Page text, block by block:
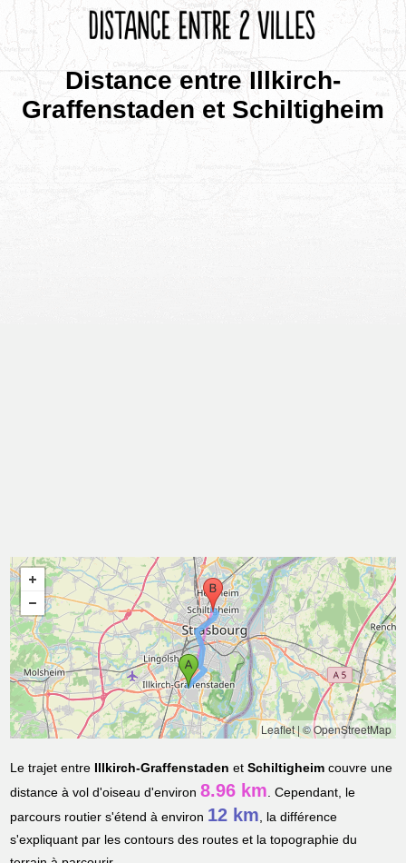
Distance entre Illkirch-
Graffenstaden et Schiltigheim
Leaflet|© OpenStreetMap
Le trajet entre Illkirch-Graffenstaden etSchiltigheim couvre une
distance à vol d'oiseau d'environ8.96 km. Cependant, le
parcours routier s'étend à environ 12 km, la différence
s'expliquant par les contours des routes et la topographie du